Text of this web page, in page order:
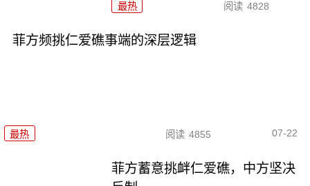
最热 阅读 4828
菲方频挑仁爱礁事端的深层逻辑
最热 阅读 4855 07-22
菲方蓄意挑衅仁爱礁，中方坚决